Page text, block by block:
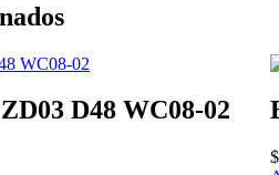
D48 WC08-02
$